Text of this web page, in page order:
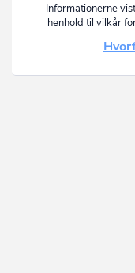
Informationerne
henhold til vilkår